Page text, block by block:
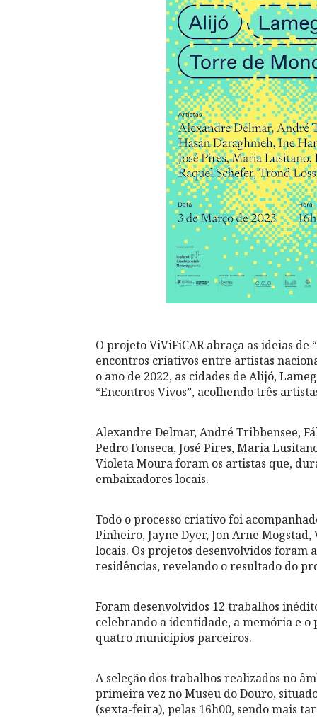
O projeto ViViFiCAR abraça as ideias
encontros criativos entre artistas
o ano de 2022, as cidades de Alijó,
“Encontros Vivos”, acolhendo três
Alexandre Delmar, André Tribbensee,
Pedro Fonseca, José Pires, Maria
Violeta Moura foram os artistas que,
embaixadores locais.
Todo o processo criativo foi
Pinheiro, Jayne Dyer, Jon Arne
locais. Os projetos desenvolvidos foram
residências, revelando o resultado do
Foram desenvolvidos 12 trabalhos
celebrando a identidade, a memória e o
quatro municípios parceiros.
A seleção dos trabalhos realizados no
primeira vez no Museu do Douro,
(sexta-feira), pelas 16h00, sendo mais